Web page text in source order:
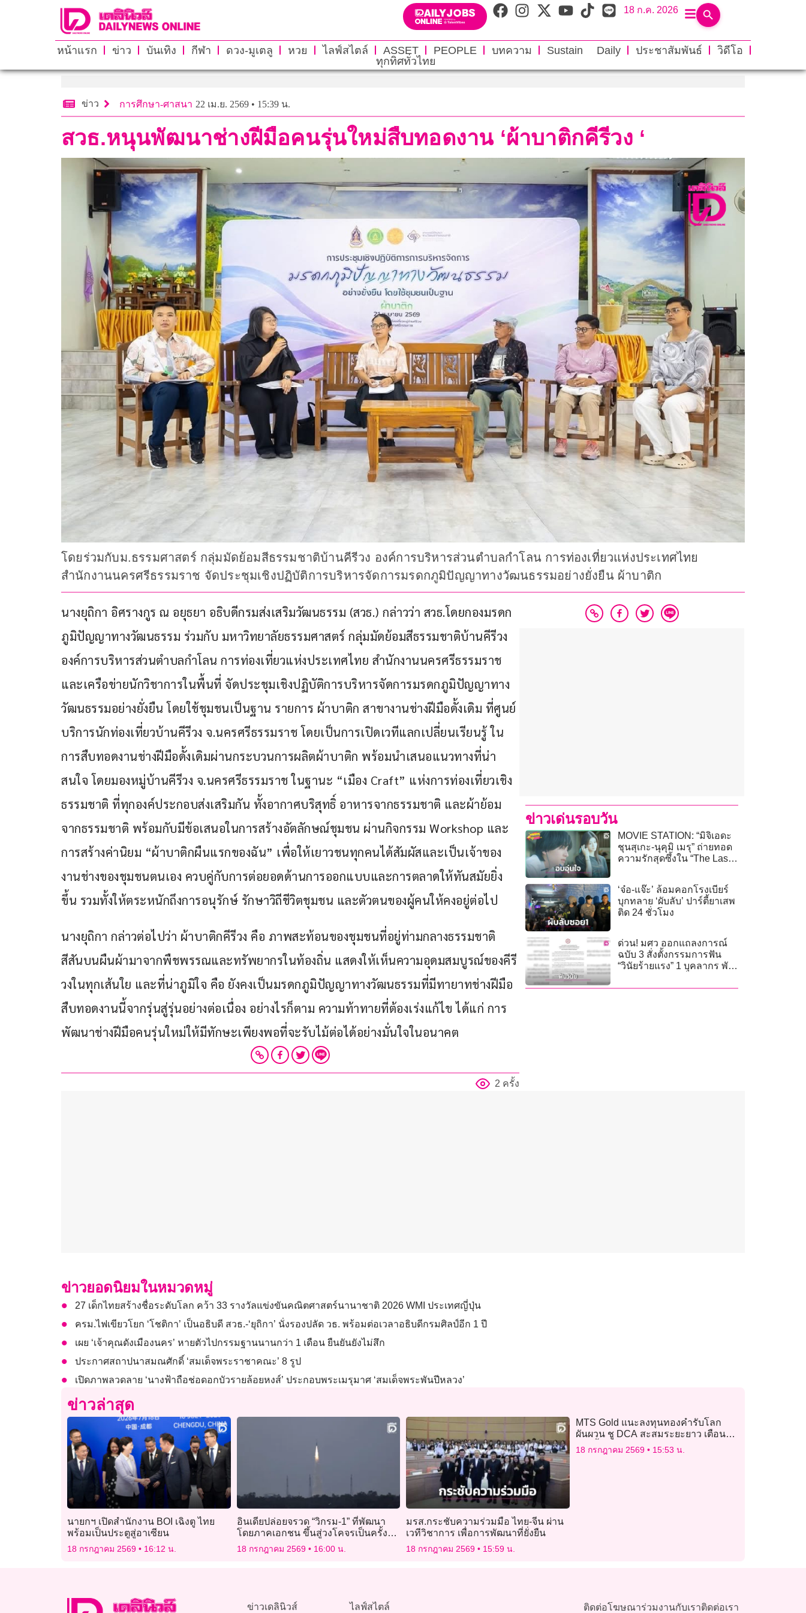
18 ก.ค. 2026
หน้าแรก ข่าว บันเทิง กีฬา ดวง-มูเตลู หวย ไลฟ์สไตล์ ASSET PEOPLE บทความ Sustain Daily ประชาสัมพันธ์
วิดีโอ
ทุกทิศทั่วไทย
ข่าว การศึกษา-ศาสนา 22 เม.ย. 2569 • 15:39 น.
สวธ.หนุนพัฒนาช่างฝีมือคนรุ่นใหม่สืบทอดงาน ‘ผ้าบาติกคีรีวง ‘
โดยร่วมกับม.ธรรมศาสตร์ กลุ่มมัดย้อมสีธรรมชาติบ้านคีรีวง องค์การบริหารส่วนตำบลกำโลน การท่องเที่ยวแห่งประเทศไทย
สำนักงานนครศรีธรรมราช จัดประชุมเชิงปฏิบัติการบริหารจัดการมรดกภูมิปัญญาทางวัฒนธรรมอย่างยั่งยืน ผ้าบาติก
นางยุถิกา อิศรางกูร ณ อยุธยา อธิบดีกรมส่งเสริมวัฒนธรรม (สวธ.) กล่าวว่า สวธ.โดยกองมรดก
ภูมิปัญญาทางวัฒนธรรม ร่วมกับ มหาวิทยาลัยธรรมศาสตร์ กลุ่มมัดย้อมสีธรรมชาติบ้านคีรีวง
องค์การบริหารส่วนตำบลกำโลน การท่องเที่ยวแห่งประเทศไทย สำนักงานนครศรีธรรมราช
และเครือข่ายนักวิชาการในพื้นที่ จัดประชุมเชิงปฏิบัติการบริหารจัดการมรดกภูมิปัญญาทาง
วัฒนธรรมอย่างยั่งยืน โดยใช้ชุมชนเป็นฐาน รายการ ผ้าบาติก สาขางานช่างฝีมือดั้งเดิม ที่ศูนย์
บริการนักท่องเที่ยวบ้านคีรีวง จ.นครศรีธรรมราช โดยเป็นการเปิดเวทีแลกเปลี่ยนเรียนรู้ ใน
การสืบทอดงานช่างฝีมือดั้งเดิมผ่านกระบวนการผลิตผ้าบาติก พร้อมนำเสนอแนวทางที่น่า
สนใจ โดยมองหมู่บ้านคีรีวง จ.นครศรีธรรมราช ในฐานะ “เมือง Craft” แห่งการท่องเที่ยวเชิง
ธรรมชาติ ที่ทุกองค์ประกอบส่งเสริมกัน ทั้งอากาศบริสุทธิ์ อาหารจากธรรมชาติ และผ้าย้อม
จากธรรมชาติ พร้อมกับมีข้อเสนอในการสร้างอัตลักษณ์ชุมชน ผ่านกิจกรรม Workshop และ
การสร้างค่านิยม “ผ้าบาติกผืนแรกของฉัน” เพื่อให้เยาวชนทุกคนได้สัมผัสและเป็นเจ้าของ
งานช่างของชุมชนตนเอง ควบคู่กับการต่อยอดด้านการออกแบบและการตลาดให้ทันสมัยยิ่ง
ขึ้น รวมทั้งให้ตระหนักถึงการอนุรักษ์ รักษาวิถีชีวิตชุมชน และตัวตนของผู้คนให้คงอยู่ต่อไป
นางยุถิกา กล่าวต่อไปว่า ผ้าบาติกคีรีวง คือ ภาพสะท้อนของชุมชนที่อยู่ท่ามกลางธรรมชาติ
สีสันบนผืนผ้ามาจากพืชพรรณและทรัพยากรในท้องถิ่น แสดงให้เห็นความอุดมสมบูรณ์ของคีรี
วงในทุกเส้นใย และที่น่าภูมิใจ คือ ยังคงเป็นมรดกภูมิปัญญาทางวัฒนธรรมที่มีทายาทช่างฝีมือ
สืบทอดงานนี้จากรุ่นสู่รุ่นอย่างต่อเนื่อง อย่างไรก็ตาม ความท้าทายที่ต้องเร่งแก้ไข ได้แก่ การ
พัฒนาช่างฝีมือคนรุ่นใหม่ให้มีทักษะเพียงพอที่จะรับไม้ต่อได้อย่างมั่นใจในอนาคต
2 ครั้ง
ข่าวเด่นรอบวัน
MOVIE STATION: “มิจิเอดะ
ชุนสุเกะ-นุคุมิ เมรุ” ถ่ายทอด
ความรักสุดซึ้งใน “The Last
‘จ๋อ-แจ๊ะ’ ล้อมคอกโรงเบียร์
บุกทลาย ‘ผับลับ’ ปาร์ตี้ยาเสพ
ติด 24 ชั่วโมง
ด่วน! มศว ออกแถลงการณ์
ฉบับ 3 สั่งตั้งกรรมการฟัน
“วินัยร้ายแรง” 1 บุคลากร พัน
ข่าวยอดนิยมในหมวดหมู่
27 เด็กไทยสร้างชื่อระดับโลก คว้า 33 รางวัลแข่งขันคณิตศาสตร์นานาชาติ 2026 WMI ประเทศญี่ปุ่น
ครม.ไฟเขียวโยก ‘โชติกา’ เป็นอธิบดี สวธ.-‘ยุถิกา’ นั่งรองปลัด วธ. พร้อมต่อเวลาอธิบดีกรมศิลป์อีก 1 ปี
เผย ‘เจ้าคุณดังเมืองนคร’ หายตัวไปกรรมฐานนานกว่า 1 เดือน ยืนยันยังไม่สึก
ประกาศสถาปนาสมณศักดิ์ ‘สมเด็จพระราชาคณะ’ 8 รูป
เปิดภาพลวดลาย ‘นางฟ้าถือช่อดอกบัวรายล้อยหงส์’ ประกอบพระเมรุมาศ ‘สมเด็จพระพันปีหลวง’
ข่าวล่าสุด
นายกฯ เปิดสำนักงาน BOI เฉิงตู ไทย
พร้อมเป็นประตูสู่อาเซียน
18 กรกฎาคม 2569 16:12 น.
อินเดียปล่อยจรวด “วิกรม-1” ที่พัฒนา
โดยภาคเอกชน ขึ้นสู่วงโคจรเป็นครั้ง
แรก
18 กรกฎาคม 2569 16:00 น.
มรส.กระชับความร่วมมือ ไทย-จีน ผ่าน
เวทีวิชาการ เพื่อการพัฒนาที่ยั่งยืน
18 กรกฎาคม 2569 15:59 น.
MTS Gold แนะลงทุนทองคำรับโลก
ผันผวน ชู DCA สะสมระยะยาว เตือนใช้
มาร์จิ้นเสี่ยงขาดทุนสูง
18 กรกฎาคม 2569 15:53 น.
ข่าวเดลินิวส์ ไลฟ์สไตล์ ติดต่อโฆษณาร่วมงานกับเราติดต่อเรา